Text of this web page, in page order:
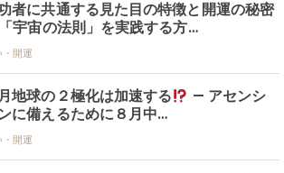
者に共通する見た目の特徴と開運の秘密
宇宙の法則」を実践する方…
・開運
地球の２極化は加速する
— アセンシ
に備えるために８月中…
・開運